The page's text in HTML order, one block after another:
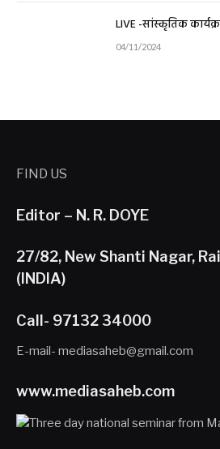
LIVE -सांस्कृतिक
04/11/2024
FIND US
Editor – N. R. DOYE
27/82, New Shanti Nagar,
(INDIA)
Call- 97132 34000
E-mail- mediasaheb@gmail.com
www.mediasaheb.com